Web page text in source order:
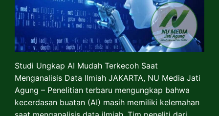
Studi Ungkap AI Mudah Terkecoh Saat
Menganalisis Data Ilmiah JAKARTA, NU Media Jati
Agung – Penelitian terbaru mengungkap bahwa
kecerdasan buatan (AI) masih memiliki kelemahan